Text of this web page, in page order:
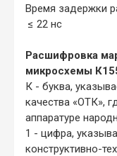
Время задержки
≤ 22 нс
Расшифровка
микросхемы
К - буква,
качества «ОТК»,
аппаратуре
1 - цифра,
конструктивно-